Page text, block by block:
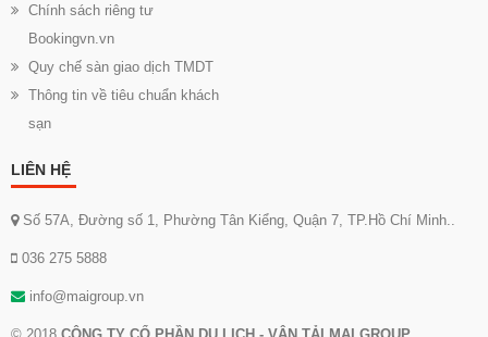
Chính sách riêng tư
Bookingvn.vn
Quy chế sàn giao dịch TMDT
Thông tin về tiêu chuẩn khách
sạn
LIÊN HỆ
Số 57A, Đường số 1, Phường Tân Kiểng, Quận 7, TP.Hồ Chí Minh..
036 275 5888
info@maigroup.vn